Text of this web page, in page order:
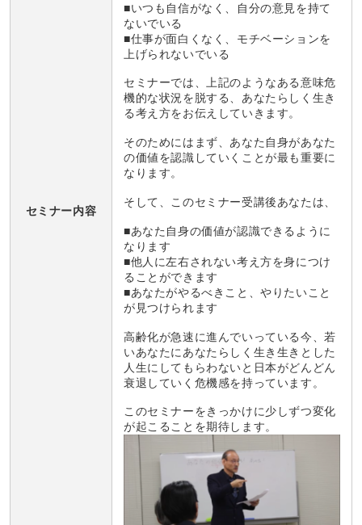
セミナー内容
■いつも自信がなく、自分の意見を持て
ないでいる
■仕事が面白くなく、モチベーションを
上げられないでいる
セミナーでは、上記のようなある意味危
機的な状況を脱する、あなたらしく生き
る考え方をお伝えしていきます。
そのためにはまず、あなた自身があなた
の価値を認識していくことが最も重要に
なります。
そして、このセミナー受講後あなたは、
■あなた自身の価値が認識できるように
なります
■他人に左右されない考え方を身につけ
ることができます
■あなたがやるべきこと、やりたいこと
が見つけられます
高齢化が急速に進んでいっている今、若
いあなたにあなたらしく生き生きとした
人生にしてもらわないと日本がどんどん
衰退していく危機感を持っています。
このセミナーをきっかけに少しずつ変化
が起こることを期待します。